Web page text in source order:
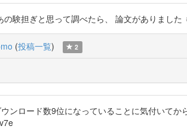
験担ぎと思って調べたら、 論文がありまし
(投稿一覧) 2
ンロード数9位になっていることに気付いて